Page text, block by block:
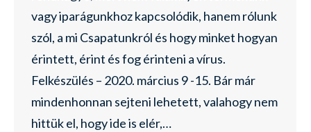
vagy iparágunkhoz kapcsolódik, hanem rólunk
szól, a mi Csapatunkról és hogy minket hogyan
érintett, érint és fog érinteni a vírus.
Felkészülés – 2020. március 9 -15. Bár már
mindenhonnan sejteni lehetett, valahogy nem
hittük el, hogy ide is elér,…